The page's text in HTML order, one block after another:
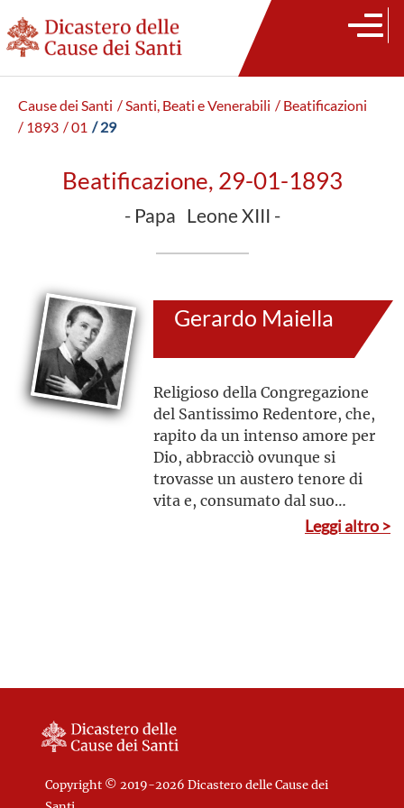
Cause dei Santi / Santi, Beati e Venerabili / Beatificazioni
/ 1893 / 01 / 29
Beatificazione, 29-01-1893
- Papa Leone XIII -
Gerardo Maiella
Religioso della Congregazione
del Santissimo Redentore, che,
rapito da un intenso amore per
Dio, abbracciò ovunque si
trovasse un austero tenore di
vita e, consumato dal suo
fervore per Dio e per le anime,
Leggi altro >
Copyright © 2019-2026 Dicastero delle Cause dei